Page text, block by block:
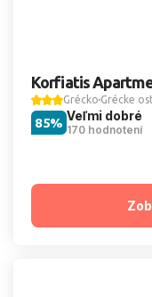
Korfiatis
Grécko Grécke
Veľmi dobré
170 hodnotení
85%